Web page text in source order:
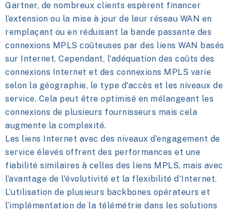
Gartner, de nombreux clients espèrent financer
l’extension ou la mise à jour de leur réseau WAN en
remplaçant ou en réduisant la bande passante des
connexions MPLS coûteuses par des liens WAN basés
sur Internet. Cependant, l'adéquation des coûts des
connexions Internet et des connexions MPLS varie
selon la géographie, le type d'accès et les niveaux de
service. Cela peut être optimisé en mélangeant les
connexions de plusieurs fournisseurs mais cela
augmente la complexité.
Les liens Internet avec des niveaux d’engagement de
service élevés offrent des performances et une
fiabilité similaires à celles des liens MPLS, mais avec
l’avantage de l'évolutivité et la flexibilité d'Internet.
L’utilisation de plusieurs backbones opérateurs et
l’implémentation de la télémétrie dans les solutions